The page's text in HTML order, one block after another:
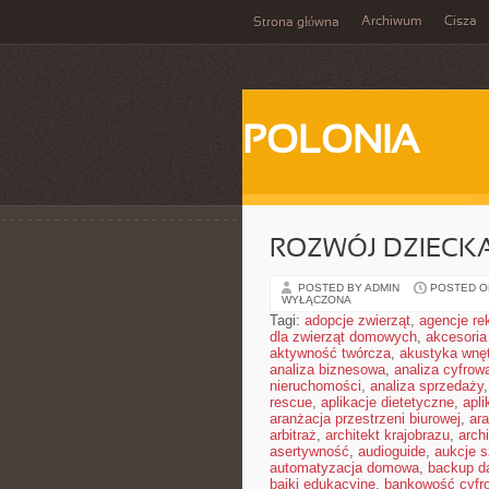
Strona główna Archiwum Cisza
POLONIA
ROZWÓJ
POSTED BY ADMIN POSTED
WYŁĄCZONA
Tagi: adopcje zwierząt, agencje
dla zwierząt domowych,
aktywność twórcza, akustyka
analiza biznesowa, analiza
nieruchomości, analiza sprzedaży,
rescue, aplikacje dietetyczne,
aranżacja przestrzeni biurowej,
arbitraż, architekt krajobrazu,
asertywność, audioguide, aukcje
automatyzacja domowa, backup
bajki edukacyjne, bankowość